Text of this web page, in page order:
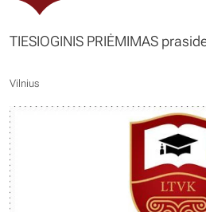
TIESIOGINIS PRIĖMIMAS
Vilnius